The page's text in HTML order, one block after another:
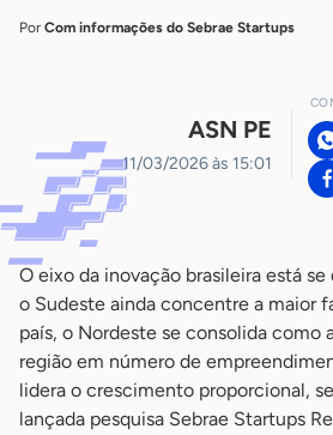
Por Com informações do Sebrae Startups
ASN PE
11/03/2026 às 15:01
O eixo da inovação brasileira está
o Sudeste ainda concentre a maior
país, o Nordeste se consolida como
região em número de
lidera o crescimento proporcional,
lançada pesquisa Sebrae Startups